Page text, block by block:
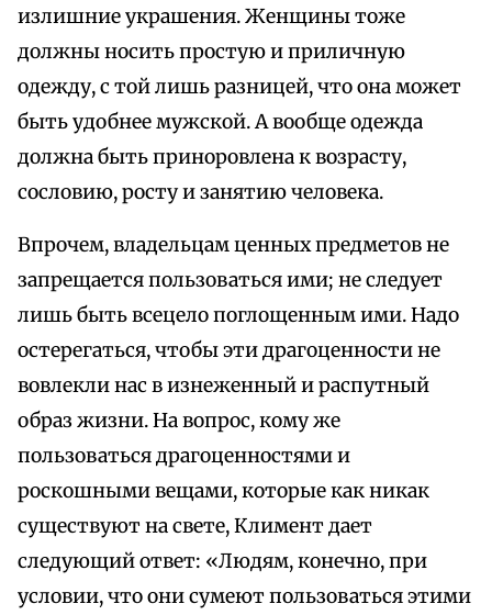
излишние украшения. Женщины тоже
должны носить простую и приличную
одежду, с той лишь разницей, что она может
быть удобнее мужской. А вообще одежда
должна быть приноровлена к возрасту,
сословию, росту и занятию человека.
Впрочем, владельцам ценных предметов не
запрещается пользоваться ими; не следует
лишь быть всецело поглощенным ими. Надо
остерегаться, чтобы эти драгоценности не
вовлекли нас в изнеженный и распутный
образ жизни. На вопрос, кому же
пользоваться драгоценностями и
роскошными вещами, которые как никак
существуют на свете, Климент дает
следующий ответ: «Людям, конечно, при
условии, что они сумеют пользоваться этими